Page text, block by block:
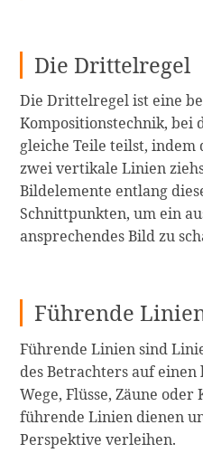
Die Drittelregel
Die Drittelregel ist eine
Kompositionstechnik, bei
gleiche Teile teilst,
zwei vertikale Linien
Bildelemente entlang
Schnittpunkten, um ein
ansprechendes Bild zu
Führende
Führende Linien sind
des Betrachters auf
Wege, Flüsse, Zäune
führende Linien dienen
Perspektive verleihen.